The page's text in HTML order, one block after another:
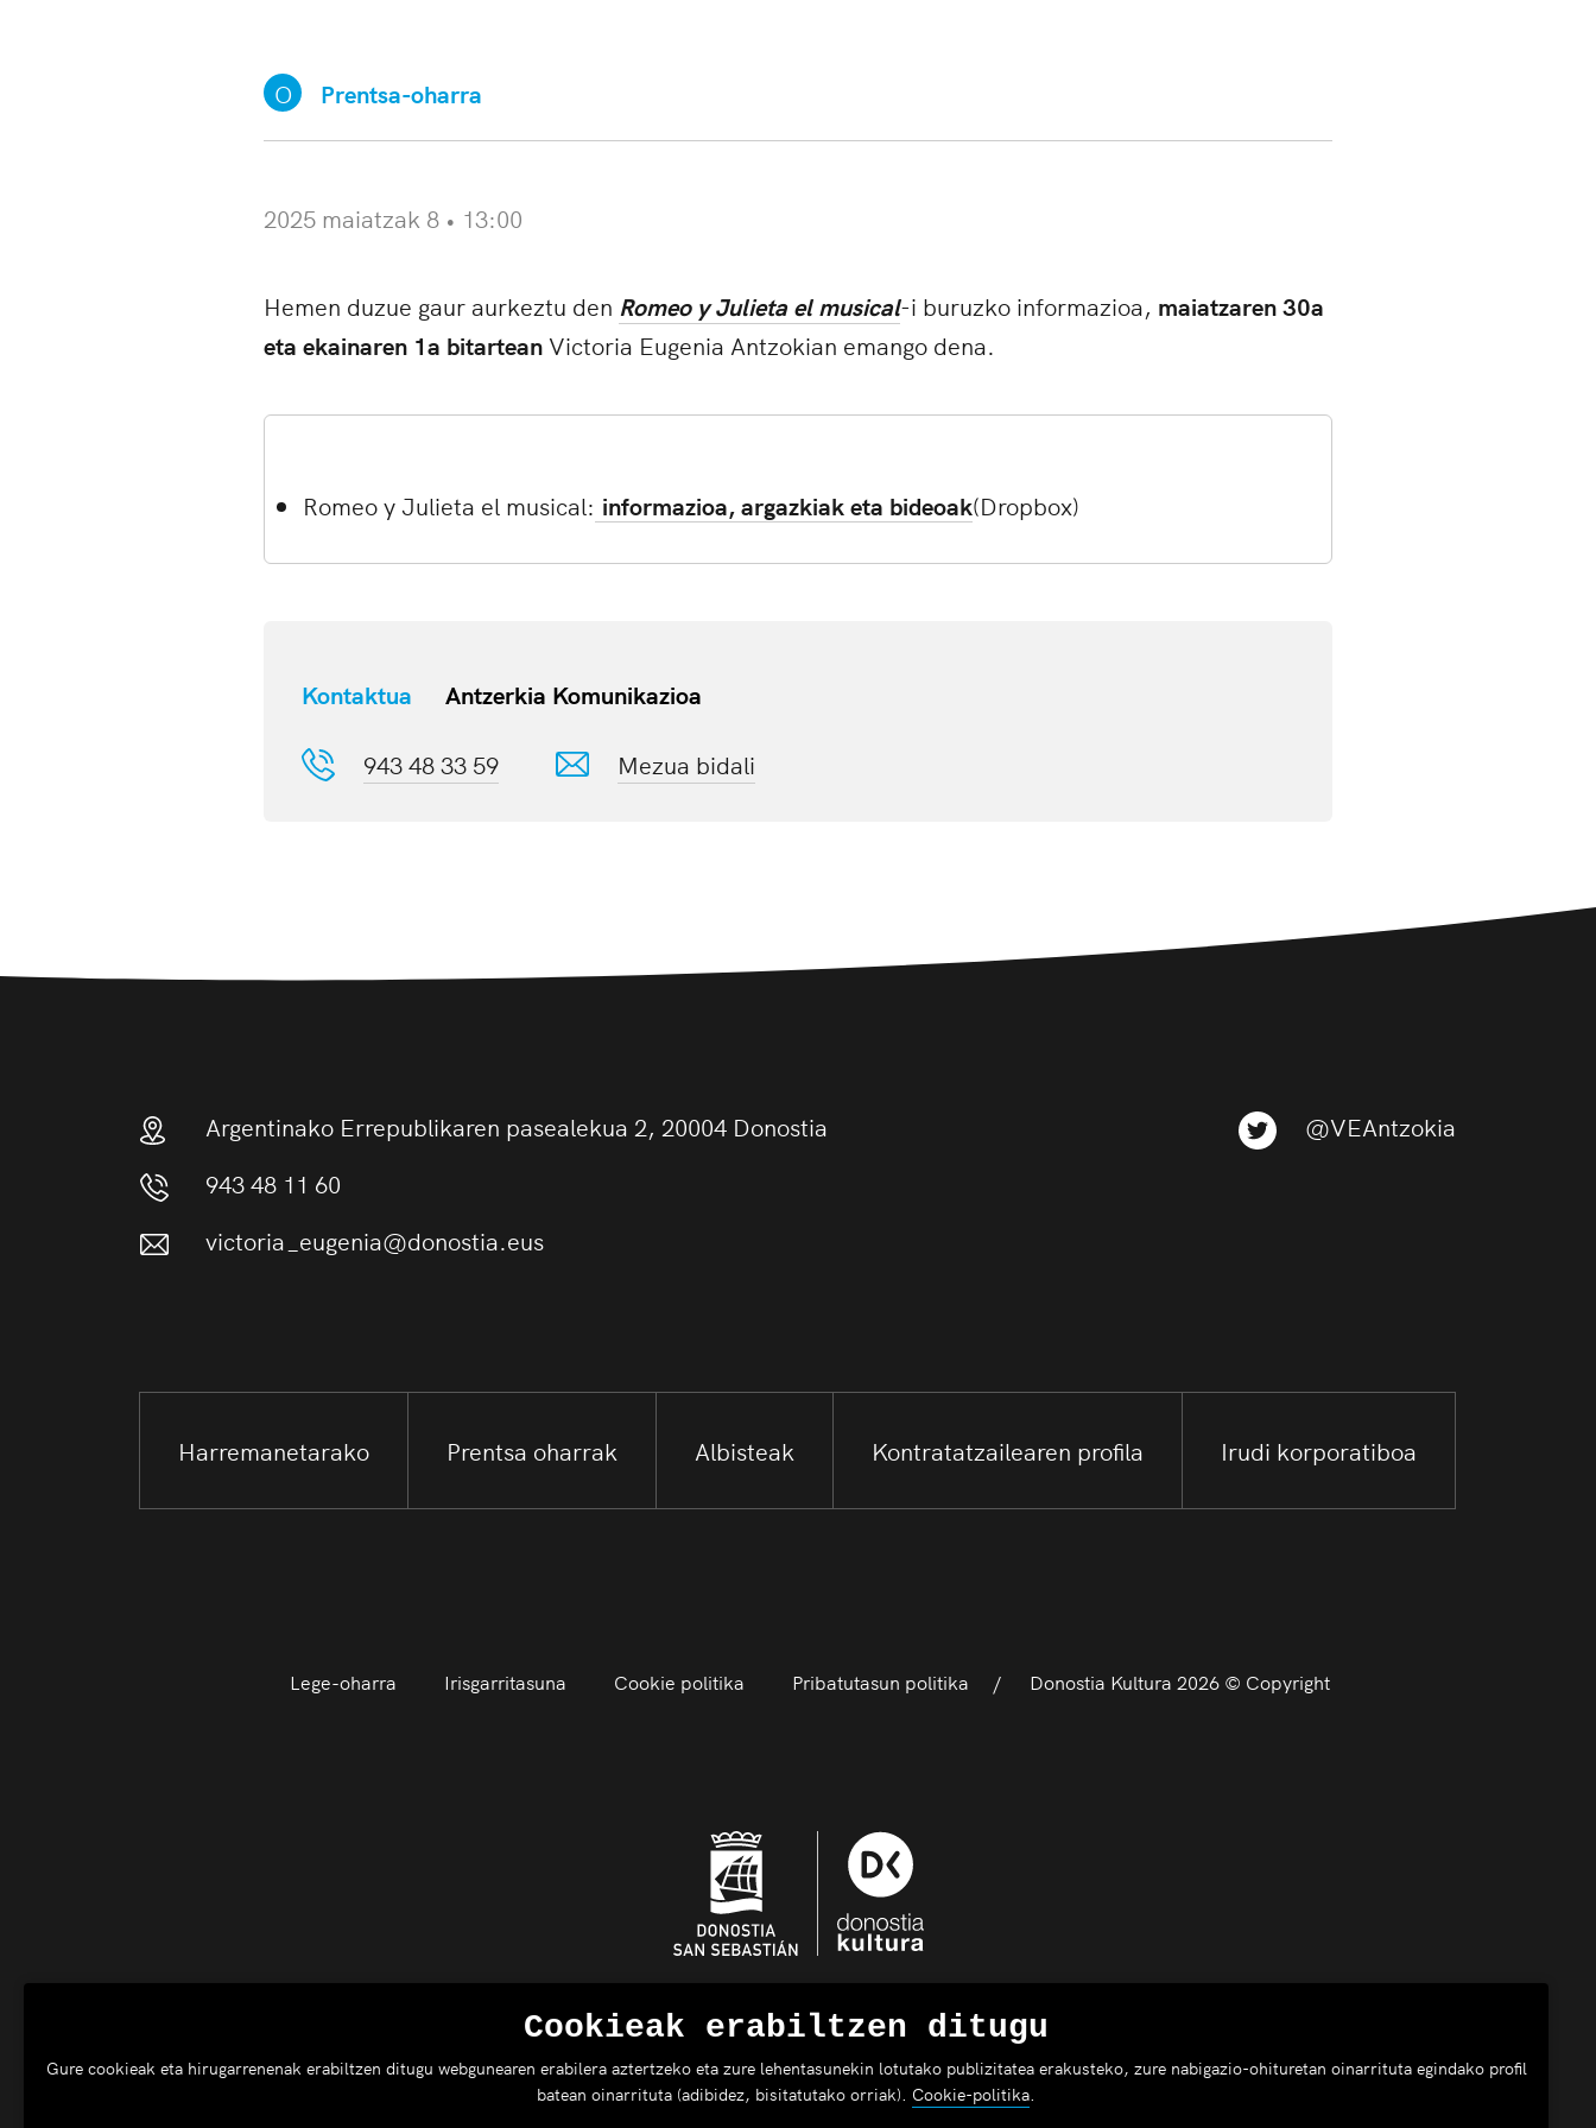
O Prentsa-oharra
2025 maiatzak 8 • 13:00
Hemen duzue gaur aurkeztu den Romeo y Julieta el musical-i buruzko informazioa, maiatzaren 30a
eta ekainaren 1a bitarteanVictoria Eugenia Antzokian emango dena.
Romeo y Julieta el musical: informazioa, argazkiak eta bideoak(Dropbox)
Kontaktua Antzerkia Komunikazioa
943 48 33 59 Mezua bidali
Argentinako Errepublikaren pasealekua 2, 20004 Donostia
943 48 11 60
victoria_eugenia@donostia.eus
@VEAntzokia
Harremanetarako Prentsa oharrak Albisteak Kontratatzailearen profila Irudi korporatiboa
Lege-oharra Irisgarritasuna Cookie politika Pribatutasun politika Donostia Kultura 2026 © Copyright
Cookieak erabiltzen ditugu
Gure cookieak eta hirugarrenenak erabiltzen ditugu webgunearen erabilera aztertzeko eta zure lehentasunekin lotutako publizitatea erakusteko, zure nabigazio-ohituretan oinarrituta egindako profil
batean oinarrituta (adibidez, bisitatutako orriak). Cookie-politika.